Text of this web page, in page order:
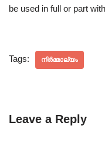
be used in full or part
Tags: നിർമ്മാല്യം
Leave a Reply